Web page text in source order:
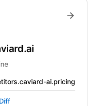
ai.pricing